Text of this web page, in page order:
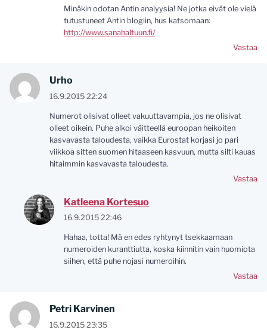
Minäkin odotan Antin analyysia! Ne jotka eivät ole vielä
tutustuneet Antin blogiin, hus katsomaan:
http://www.sanahaltuun.fi/
Vastaa
Urho
16.9.2015 22:24
Numerot olisivat olleet vakuuttavampia, jos ne olisivat
olleet oikein. Puhe alkoi väitteellä euroopan heikoiten
kasvavasta taloudesta, vaikka Eurostat korjasi jo pari
viikkoa sitten suomen hitaaseen kasvuun, mutta silti kauas
hitaimmin kasvavasta taloudesta.
Vastaa
Katleena Kortesuo
16.9.2015 22:46
Hahaa, totta! Mä en edes ryhtynyt tsekkaamaan
numeroiden kuranttiutta, koska kiinnitin vain huomiota
siihen, että puhe nojasi numeroihin.
Vastaa
Petri Karvinen
16.9.2015 23:35